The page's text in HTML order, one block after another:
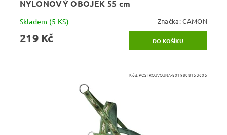
NYLONOVÝ OBOJEK 55 cm
Skladem (5 KS) Značka:CAMON
219 Kč
Kód:POSTROJVOJNA-8019808153605